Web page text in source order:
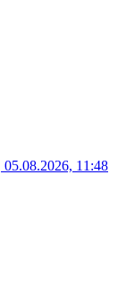
05.08.2026, 11:48